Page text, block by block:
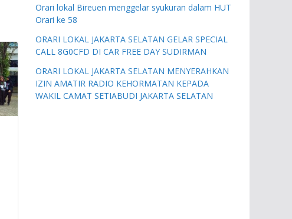
Orari lokal Bireuen menggelar syukuran dalam HUT
Orari ke 58
ORARI LOKAL JAKARTA SELATAN GELAR SPECIAL
CALL 8G0CFD DI CAR FREE DAY SUDIRMAN
ORARI LOKAL JAKARTA SELATAN MENYERAHKAN
IZIN AMATIR RADIO KEHORMATAN KEPADA
WAKIL CAMAT SETIABUDI JAKARTA SELATAN